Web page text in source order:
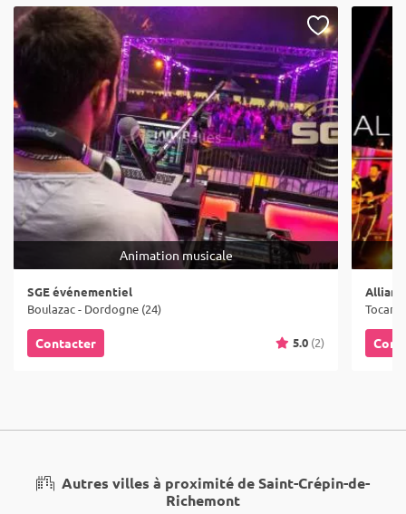
Animation musicale
SGE événementiel
Boulazac - Dordogne (24)
Contacter 5.0 (2)
Autres villes à proximité de Saint-Crépin-de-
Richemont